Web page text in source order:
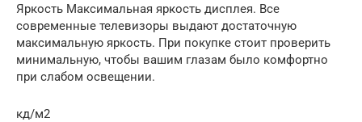
Яркость Максимальная яркость дисплея. Все
современные телевизоры выдают достаточную
максимальную яркость. При покупке стоит проверить
минимальную, чтобы вашим глазам было комфортно
при слабом освещении.
кд/м2